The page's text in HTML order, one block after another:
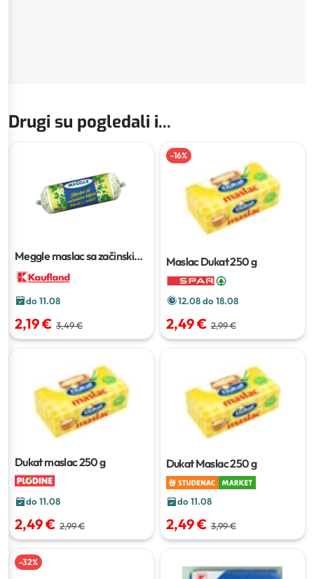
Drugi su pogledali i...
Meggle maslac sa začinskim
do 11.08
2,19 € 3,49 €
-16%
Maslac Dukat250 g
12.08 do 18.08
2,49 € 2,99 €
Dukat maslac250 g
do 11.08
2,49 € 2,99 €
Dukat Maslac250 g
do 11.08
2,49 € 3,99 €
-32%